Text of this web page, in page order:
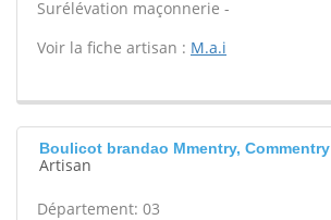
Surélévation maçonnerie -
Voir la fiche artisan : M.a.i
Boulicot brandao Mmentry, Commentry
Artisan
Département: 03